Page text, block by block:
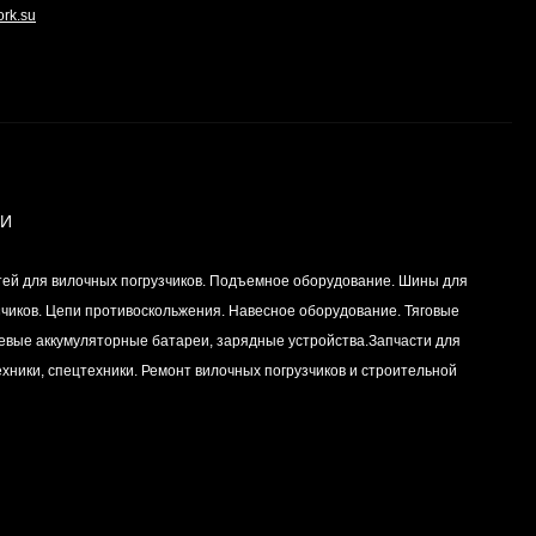
K15,K21,K25
Цена по
для вилочных погрузчиков. Подъемное оборудование. Шины для
Цепи противоскольжения. Навесное оборудование. Тяговые
аккумуляторные батареи, зарядные устройства.Запчасти для
спецтехники. Ремонт вилочных погрузчиков и строительной